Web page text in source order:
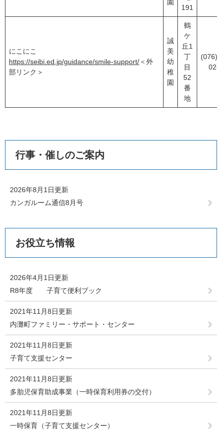
園
191
にこにこ
https://seibi.ed.jp/guidance/smile-support/＜外
部リンク＞
誠
美
幼
稚
園
鶴
ケ
丘1
丁
目
52
番
地
行事・催しのご案内
2026年8月1日更新
カンガルーム通信8月号
お役立ち情報
2026年4月1日更新
R8年度 子育て便利ブック
2021年11月8日更新
内灘町ファミリー・サポート・センター
2021年11月8日更新
子育て支援センター
2021年11月8日更新
多胎児保育助成事業（一時保育利用券の交付）
2021年11月8日更新
一時保育（子育て支援センター）